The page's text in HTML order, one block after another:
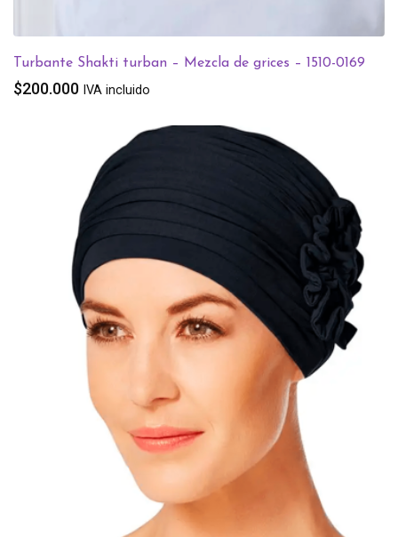
Turbante Shakti turban – Mezcla de grices – 1510-0169
$200.000 IVA incluido